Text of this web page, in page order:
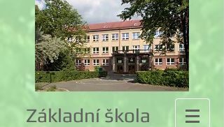
Základní škola